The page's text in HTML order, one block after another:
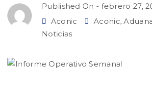
Published On - febrero 27,
Aconic
Aconic,
Noticias